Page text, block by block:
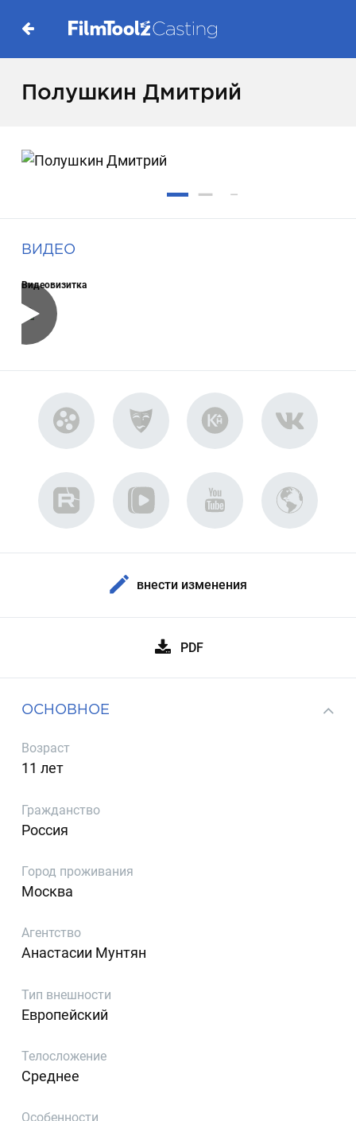
Полушкин Дмитрий
ВИДЕО
Видеовизитка
внести изменения
PDF
ОСНОВНОЕ
Возраст
11 лет
Гражданство
Россия
Город проживания
Москва
Агентство
Анастасии Мунтян
Тип внешности
Европейский
Телосложение
Среднее
Особенности